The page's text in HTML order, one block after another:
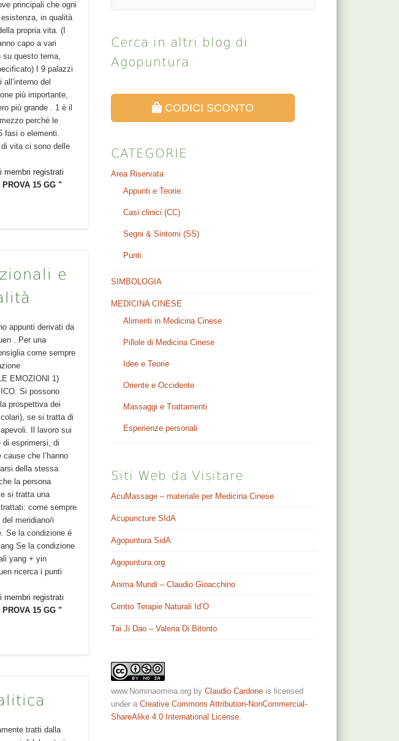
principali che ogni
in qualità
propria vita. (I
capo a vari
su questo tema,
I 9 palazzi
del
più importante,
più grande . 1 è il
perché le
fasi o elementi.
di vita ci sono delle
membri registrati
15 GG "
e
appunti derivati da
. Per una
come sempre
EMOZIONI 1)
Si possono
prospettiva dei
se si tratta di
Il lavoro sui
di esprimersi, di
che l’hanno
della stessa
la persona
si tratta una
come sempre
meridiano/i
Se la condizione è
Se la condizione
yang + yin
ricerca i punti
membri registrati
15 GG "
tratti dalla
Cerca in altri blog di
Agopuntura
CODICI SCONTO
CATEGORIE
Area Riservata
Appunti e Teorie
Casi clinici (CC)
Segni & Sintomi (SS)
Punti
SIMBOLOGIA
MEDICINA CINESE
Alimenti in Medicina Cinese
Pillole di Medicina Cinese
Idee e Teorie
Oriente e Occidente
Massaggi e Trattamenti
Esperienze personali
Siti Web da Visitare
AcuMassage – materiale per Medicina Cinese
Acupuncture SIdA
Agopuntura SidA
Agopuntura.org
Anima Mundi – Claudio Gioacchino
Centro Terapie Naturali Id’O
Tai Ji Dao – Valeria Di Bitonto
www.Nominaomina.org byClaudio Cardone is licensed
under aCreative Commons Attribution-NonCommercial-
ShareAlike 4.0 International License